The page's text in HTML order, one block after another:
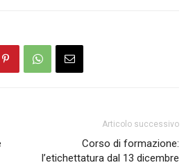
Articolo successivo
Corso di formazione:
l’etichettatura dal 13 dicembre